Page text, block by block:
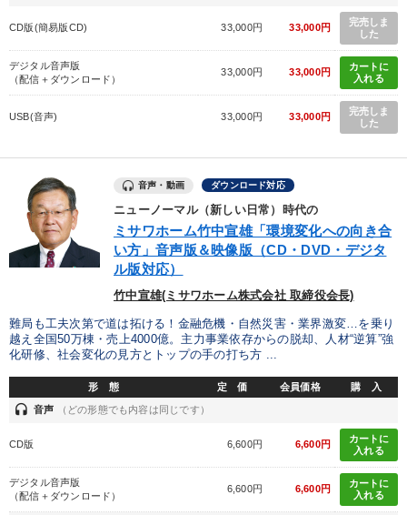
CD版(簡易版CD) 33,000円 33,000円
完売しま
した
デジタル音声版
（配信＋ダウンロード）
33,000円 33,000円
カートに
入れる
USB(音声) 33,000円 33,000円
完売しま
した
音声・動画 ダウンロード対応
ニューノーマル（新しい日常）時代の
ミサワホーム竹中宣雄「環境変化への向き合
い方」音声版＆映像版（CD・DVD・デジタ
ル版対応）
竹中宣雄(ミサワホーム株式会社 取締役会長)
難局も工夫次第で道は拓ける！金融危機・自然災害・業界激変…を乗り
越え全国50万棟・売上4000億。主力事業依存からの脱却、人材“逆算”強
化研修、社会変化の見方とトップの手の打ち方 ...
形 態 定 価 会員価格 購 入
headset 音声 （どの形態でも内容は同じです）
CD版 6,600円 6,600円
カートに
入れる
デジタル音声版
（配信＋ダウンロード）
6,600円 6,600円
カートに
入れる